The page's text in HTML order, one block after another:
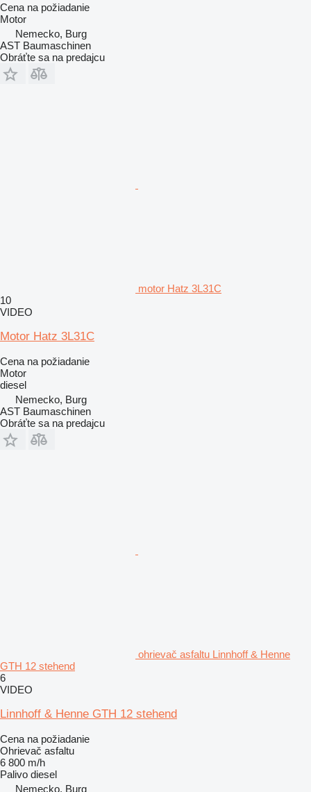
Cena na požiadanie
Motor
Nemecko, Burg
AST Baumaschinen
Obráťte sa na predajcu
motor Hatz 3L31C
10
VIDEO
Motor Hatz 3L31C
Cena na požiadanie
Motor
diesel
Nemecko, Burg
AST Baumaschinen
Obráťte sa na predajcu
ohrievač asfaltu Linnhoff & Henne
GTH 12 stehend
6
VIDEO
Linnhoff & Henne GTH 12 stehend
Cena na požiadanie
Ohrievač asfaltu
6 800 m/h
Palivo diesel
Nemecko, Burg